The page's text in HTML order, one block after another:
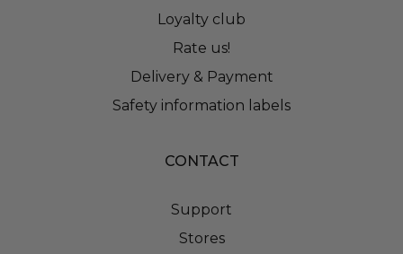
Loyalty club
Rate us!
Delivery & Payment
Safety information labels
CONTACT
Support
Stores